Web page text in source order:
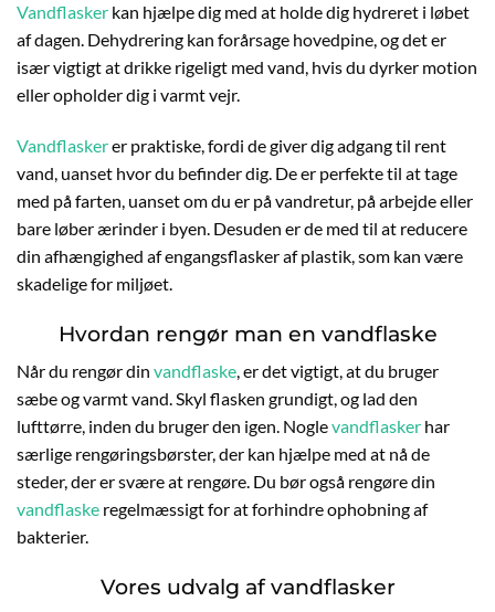
Vandflasker kan hjælpe dig med at holde dig hydreret i løbet
af dagen. Dehydrering kan forårsage hovedpine, og det er
især vigtigt at drikke rigeligt med vand, hvis du dyrker motion
eller opholder dig i varmt vejr.
Vandflaskerer praktiske, fordi de giver dig adgang til rent
vand, uanset hvor du befinder dig. De er perfekte til at tage
med på farten, uanset om du er på vandretur, på arbejde eller
bare løber ærinder i byen. Desuden er de med til at reducere
din afhængighed af engangsflasker af plastik, som kan være
skadelige for miljøet.
Hvordan rengør man en vandflaske
Når du rengør din vandflaske, er det vigtigt, at du bruger
sæbe og varmt vand. Skyl flasken grundigt, og lad den
lufttørre, inden du bruger den igen. Noglevandflasker har
særlige rengøringsbørster, der kan hjælpe med at nå de
steder, der er svære at rengøre. Du bør også rengøre din
vandflaske regelmæssigt for at forhindre ophobning af
bakterier.
Vores udvalg af vandflasker